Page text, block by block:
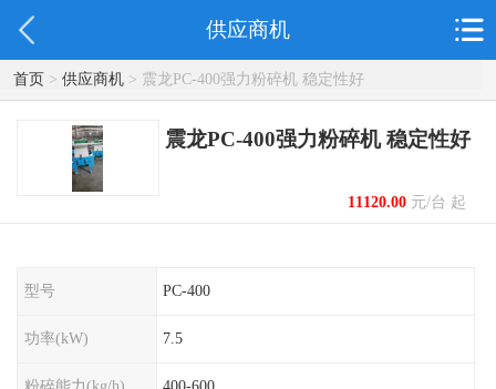
供应商机
首页> 供应商机> 震龙PC-400强力粉碎机 稳定性好
震龙PC-400强力粉碎机 稳定性好
11120.00元/台 起
型号 PC-400
功率(kW) 7.5
粉碎能力(kg/h) 400-600